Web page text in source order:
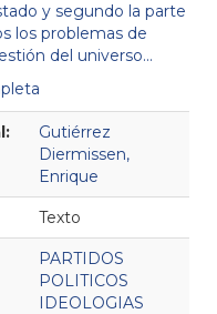
y segundo la parte
los problemas de
del universo...
Gutiérrez
Diermissen,
Enrique
Texto
PARTIDOS
POLITICOS
IDEOLOGIAS